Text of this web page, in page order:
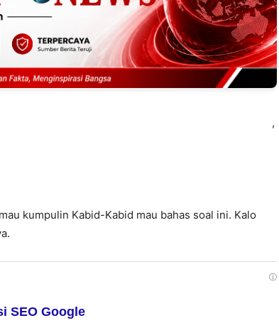
,
kumpulin Kabid-Kabid mau bahas soal ini. Kalo
ⓘ
SEO Google